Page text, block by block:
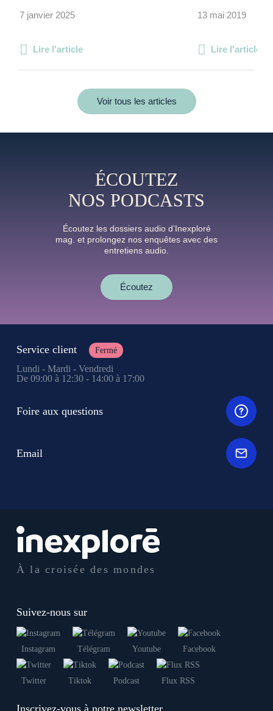
7 janvier 2025
Lire l'article
13 mai 2019
Lire l'article
Voir tous les articles
ÉCOUTEZ
NOS PODCASTS
Écoutez les dossiers audio d’Inexploré
mag. et prolongez nos enquêtes avec des
entretiens audio.
Écoutez
À la croisée des mondes
Suivez-nous sur
Instagram Télégram Youtube Facebook
Twitter Tiktok Podcast Flux RSS
Inscrivez-vous à notre newsletter
Service client Fermé
Lundi - Mardi - Vendredi
De 09:00 à 12:30 - 14:00 à 17:00
Foire aux questions
Email